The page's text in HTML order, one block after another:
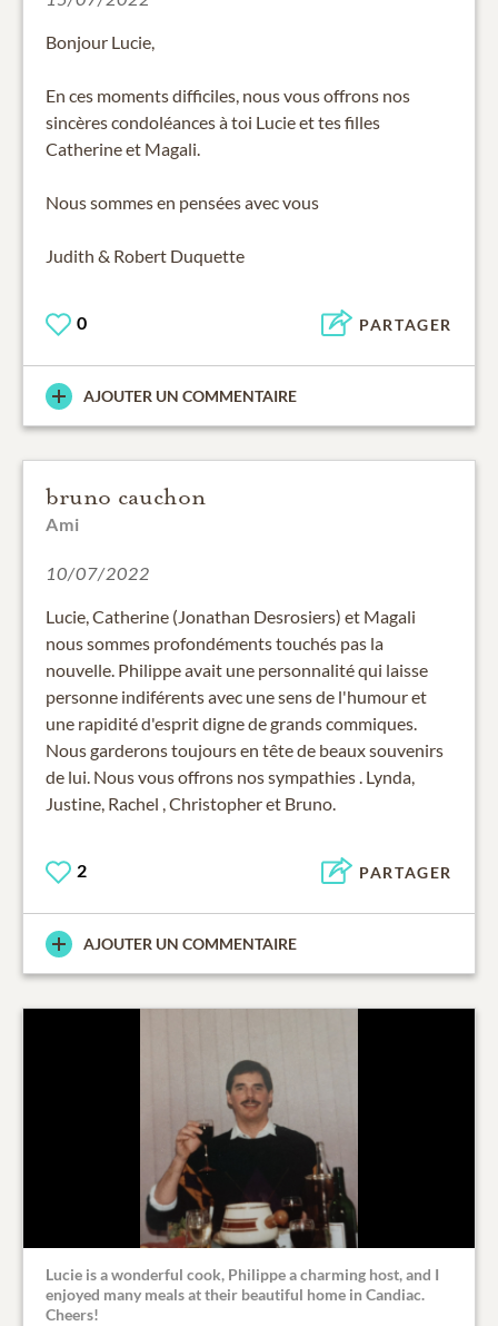
Bonjour Lucie,
En ces moments difficiles, nous vous offrons nos
sincères condoléances à toi Lucie et tes filles
Catherine et Magali.
Nous sommes en pensées avec vous
Judith & Robert Duquette
0 PARTAGER
AJOUTER UN COMMENTAIRE
bruno cauchon
Ami
10/07/2022
Lucie, Catherine (Jonathan Desrosiers) et Magali
nous sommes profondéments touchés pas la
nouvelle. Philippe avait une personnalité qui laisse
personne indiférents avec une sens de l'humour et
une rapidité d'esprit digne de grands commiques.
Nous garderons toujours en tête de beaux souvenirs
de lui. Nous vous offrons nos sympathies . Lynda,
Justine, Rachel , Christopher et Bruno.
2 PARTAGER
AJOUTER UN COMMENTAIRE
Lucie is a wonderful cook, Philippe a charming host, and I
enjoyed many meals at their beautiful home in Candiac.
Cheers!